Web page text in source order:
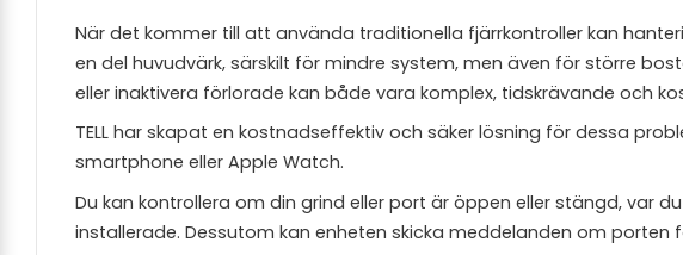
När det kommer till att använda traditionella fjärrkontroller kan
en del huvudvärk, särskilt för mindre system, men även för större
eller inaktivera förlorade kan både vara komplex, tidskrävande och
TELL har skapat en kostnadseffektiv och säker lösning för dessa
smartphone eller Apple Watch.
Du kan kontrollera om din grind eller port är öppen eller stängd, var
installerade. Dessutom kan enheten skicka meddelanden om porten